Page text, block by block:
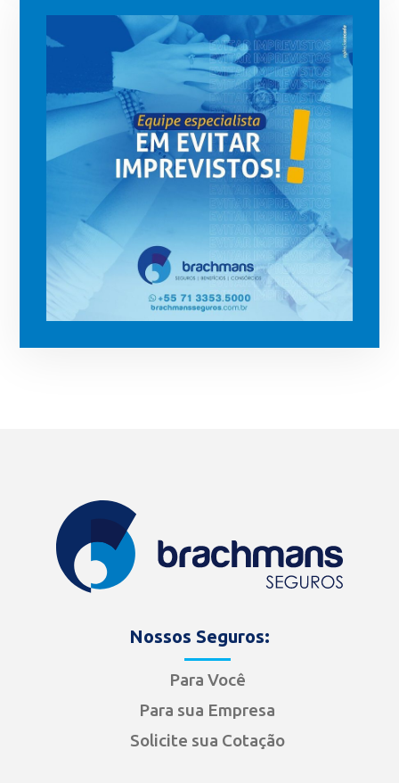
Nossos Seguros:
Para Você
Para sua Empresa
Solicite sua Cotação